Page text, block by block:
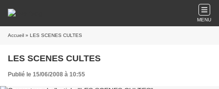
MENU
Accueil » LES SCENES CULTES
LES SCENES CULTES
Publié le 15/06/2008 à 10:55